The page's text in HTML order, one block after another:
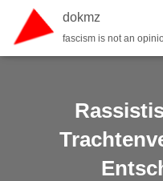
dokmz
fascism is not an